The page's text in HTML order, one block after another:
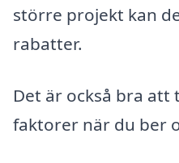
större projekt kan
rabatter.
Det är också bra att
faktorer när du ber